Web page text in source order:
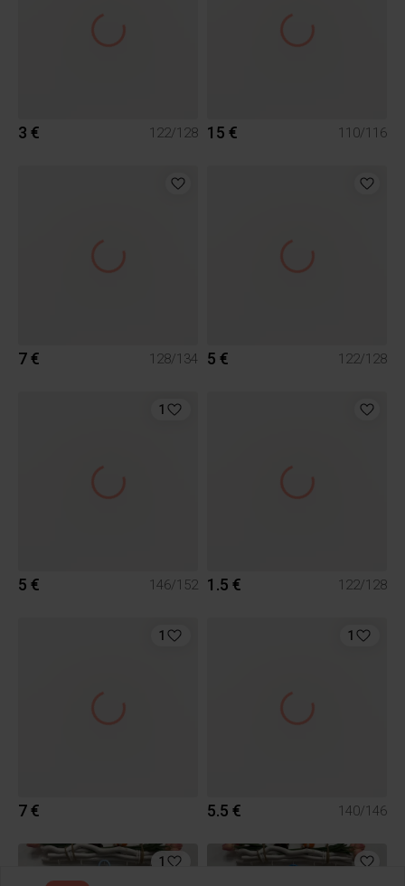
3 € 122/128 15 € 110/116
7 € 128/134 5 € 122/128
1
5 € 146/152 1.5 € 122/128
1
7 €
1
5.5 € 140/146
1